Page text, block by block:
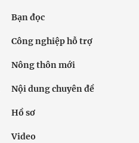
Bạn đọc
Công nghiệp hỗ trợ
Nông thôn mới
Nội dung chuyên đề
Hồ sơ
Video